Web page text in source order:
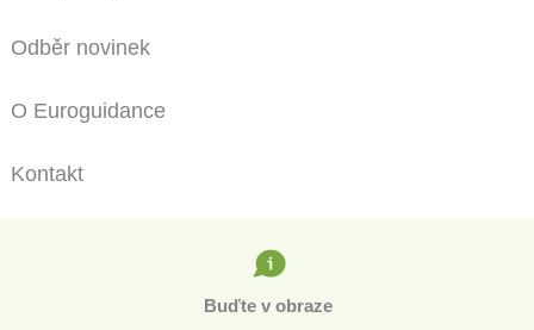
Odběr novinek
O Euroguidance
Kontakt
Buďte v obraze